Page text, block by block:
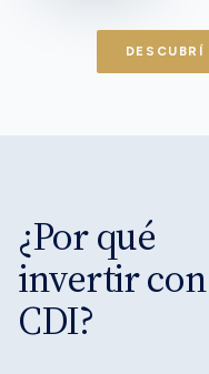
¿Por qué
invertir con
CDI?